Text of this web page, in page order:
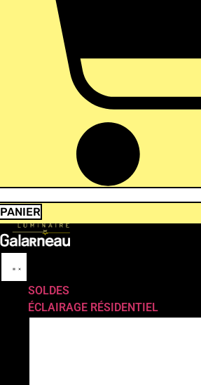
PANIER
SOLDES
ÉCLAIRAGE RÉSIDENTIEL